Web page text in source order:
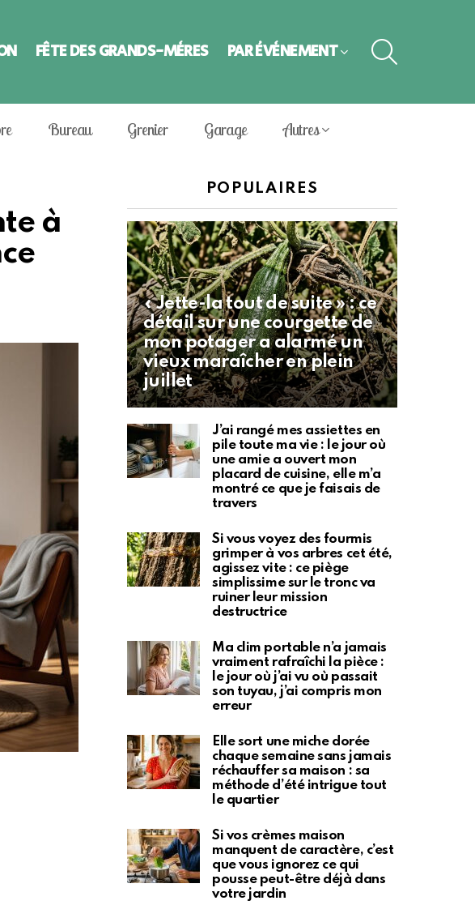
FÊTE DES GRANDS-MÈRES PAR ÉVÈNEMENT
Bureau Grenier Garage Autres
à
POPULAIRES
« Jette-la tout de suite » : ce
détail sur une courgette de
mon potager a alarmé un
vieux maraîcher en plein
juillet
J’ai rangé mes assiettes en
pile toute ma vie : le jour où
une amie a ouvert mon
placard de cuisine, elle m’a
montré ce que je faisais de
travers
Si vous voyez des fourmis
grimper à vos arbres cet été,
agissez vite : ce piège
simplissime sur le tronc va
ruiner leur mission
destructrice
Ma clim portable n’a jamais
vraiment rafraîchi la pièce :
le jour où j’ai vu où passait
son tuyau, j’ai compris mon
erreur
Elle sort une miche dorée
chaque semaine sans jamais
réchauffer sa maison : sa
méthode d’été intrigue tout
le quartier
Si vos crèmes maison
manquent de caractère, c’est
que vous ignorez ce qui
pousse peut-être déjà dans
votre jardin